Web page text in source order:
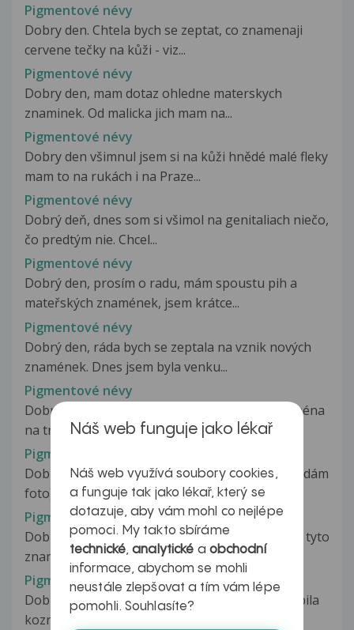
Pigmentové névy
Dobry den. Chtela bych se zeptat, co znamenaji
cervene tečky na kůži - viz...
Pigmentové névy
Dobry den, mam dotaz ohledne materskych
znaminek. Od malicka jich mam na...
Pigmentové névy
Dobry den všimnul jsem si na kůži hnědé malé fleky
mam to na rukách i na Praze...
Pigmentové névy
Dobrý deň, dnes som si všimol na genitaliach niečo,
čo predtým nie. Chcel...
Pigmentové névy
Dobrý den, prosím o radu, mám spoustu pih a
mateřských znamének, jsem krátce...
Pigmentové névy
Dobrý den, ráda bych se zeptala na vznik nových
znamének. Dnes jsem byla venku...
Pigmentové névy
Dobrý den, můj věk je 38 let, mám po těle (zejména
na trupu) větší množství...
Pigmentové névy
Dobrý den, nelíbí se mi tato 2 znaménka (přikládám
foto). Jen bych se chtěl...
Pigmentové névy
Dobry den, muzete mi prosim rict Vas nazor na tyto
znamenka, obcas me znamenka...
Pigmentové névy
Dobry den, pred necelym rokem jsem podstoupila
kozni vysetreni pih,vse bylo...
Náš web funguje jako lékař
Náš web využívá soubory cookies,
a funguje tak jako lékař, který se
dotazuje, aby vám mohl co nejlépe
pomoci. My takto sbíráme
technické,analytické a obchodní
informace, abychom se mohli
neustále zlepšovat a tím vám lépe
pomohli. Souhlasíte?